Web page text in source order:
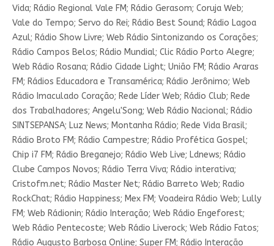
Vida; Rádio Regional Vale FM; Rádio Gerasom; Coruja Web;
Vale do Tempo; Servo do Rei; Rádio Best Sound; Rádio Lagoa
Azul; Rádio Show Livre; Web Rádio Sintonizando os Corações;
Rádio Campos Belos; Rádio Mundial; Clic Rádio Porto Alegre;
Web Rádio Rosana; Rádio Cidade Light; União FM; Rádio Araras
FM; Rádios Educadora e Transamérica; Rádio Jerônimo; Web
Rádio Imaculado Coração; Rede Líder Web; Rádio Club; Rede
dos Trabalhadores; Angelu'Song; Web Rádio Nacional; Rádio
SINTSEPANSA; Luz News; Montanha Rádio; Rede Vida Brasil;
Rádio Broto FM; Rádio Campestre; Rádio Profética Gospel;
Chip i7 FM; Rádio Breganejo; Rádio Web Live; Ldnews; Rádio
Clube Campos Novos; Rádio Terra Viva; Rádio interativa;
Cristofm.net; Rádio Master Net; Rádio Barreto Web; Radio
RockChat; Rádio Happiness; Mex FM; Voadeira Rádio Web; Lully
FM; Web Rádionin; Rádio Interação; Web Rádio Engeforest;
Web Rádio Pentecoste; Web Rádio Liverock; Web Rádio Fatos;
Rádio Augusto Barbosa Online; Super FM; Rádio Interação